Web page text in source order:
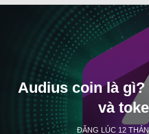
Audius coin là
và
ĐĂNG LÚC 12